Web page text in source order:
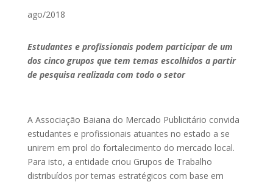
ago/2018
Estudantes e profissionais podem participar de um
dos cinco grupos que tem temas escolhidos a partir
de pesquisa realizada com todo o setor
A Associação Baiana do Mercado Publicitário convida
estudantes e profissionais atuantes no estado a se
unirem em prol do fortalecimento do mercado local.
Para isto, a entidade criou Grupos de Trabalho
distribuídos por temas estratégicos com base em